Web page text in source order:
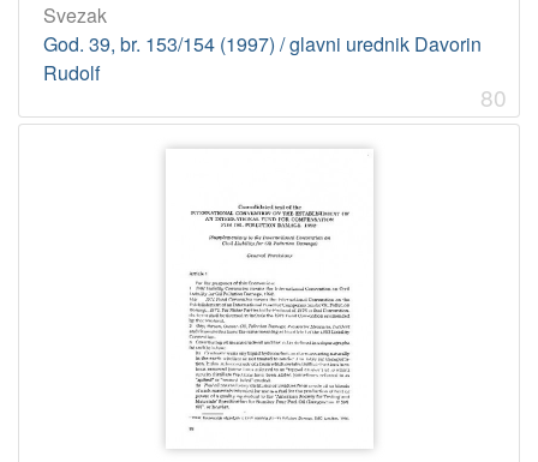
Svezak
God. 39, br. 153/154 (1997) / glavni urednik Davorin
Rudolf
80